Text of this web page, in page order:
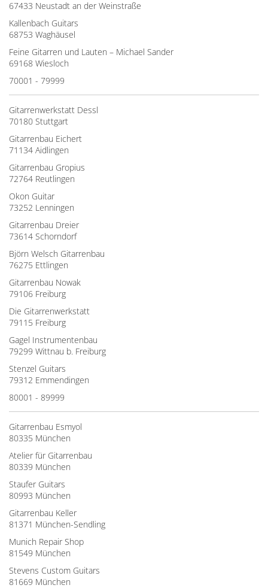
67433 Neustadt an der Weinstraße
Kallenbach Guitars
68753 Waghäusel
Feine Gitarren und Lauten – Michael Sander
69168 Wiesloch
70001 - 79999
Gitarrenwerkstatt Dessl
70180 Stuttgart
Gitarrenbau Eichert
71134 Aidlingen
Gitarrenbau Gropius
72764 Reutlingen
Okon Guitar
73252 Lenningen
Gitarrenbau Dreier
73614 Schorndorf
Björn Welsch Gitarrenbau
76275 Ettlingen
Gitarrenbau Nowak
79106 Freiburg
Die Gitarrenwerkstatt
79115 Freiburg
Gagel Instrumentenbau
79299 Wittnau b. Freiburg
Stenzel Guitars
79312 Emmendingen
80001 - 89999
Gitarrenbau Esmyol
80335 München
Atelier für Gitarrenbau
80339 München
Staufer Guitars
80993 München
Gitarrenbau Keller
81371 München-Sendling
Munich Repair Shop
81549 München
Stevens Custom Guitars
81669 München